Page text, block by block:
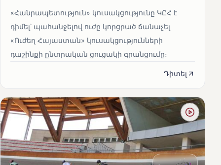
«Հանրապետություն» կուսակցությունը ԿԸՀ է
դիմել՝ պահանջելով ուժը կորցրած ճանաչել
«Ուժեղ Հայաստան» կուսակցությունների
դաշինքի ընտրական ցուցակի գրանցումը։
Դիտել